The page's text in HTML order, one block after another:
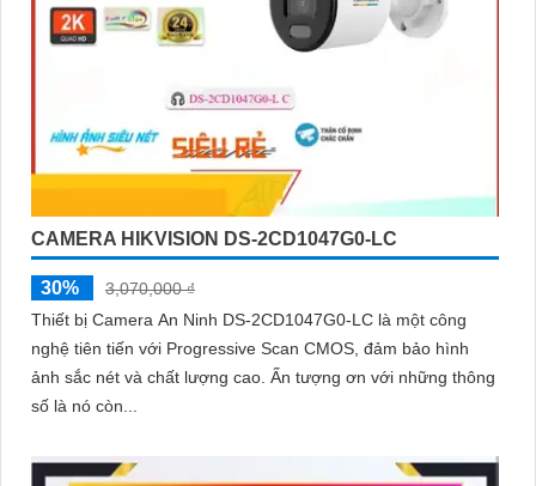
CAMERA HIKVISION DS-2CD1047G0-LC
30%
3,070,000 ₫
Thiết bị Camera An Ninh DS-2CD1047G0-LC là một công
nghệ tiên tiến với Progressive Scan CMOS, đảm bảo hình
ảnh sắc nét và chất lượng cao. Ấn tượng ơn với những thông
số là nó còn...